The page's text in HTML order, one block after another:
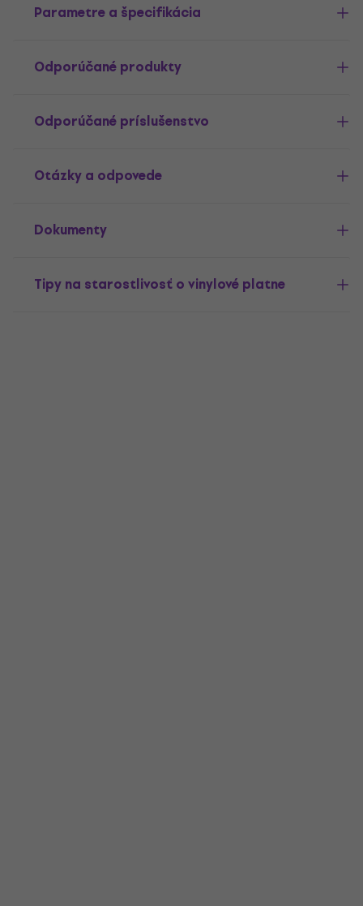
Parametre a špecifikácia
Odporúčané produkty
Odporúčané príslušenstvo
Otázky a odpovede
Dokumenty
Tipy na starostlivosť o vinylové platne